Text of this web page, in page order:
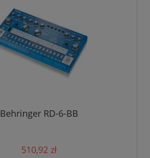
Behringer RD-6-BB
510,92 zł